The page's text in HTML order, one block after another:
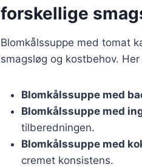
forskellige
Blomkålssuppe med tomat
smagsløg og kostbehov.
Blomkålssuppe med
Blomkålssuppe med
tilberedningen.
Blomkålssuppe med
cremet konsistens.